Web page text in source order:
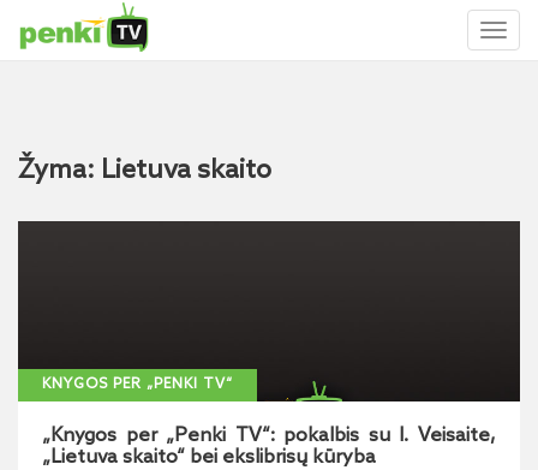
Žyma: Lietuva skaito
KNYGOS PER „PENKI TV“
„Knygos per „Penki TV“: pokalbis su I. Veisaite,
„Lietuva skaito“ bei ekslibrisų kūryba